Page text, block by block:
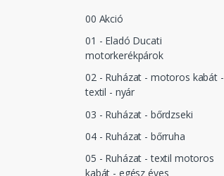
00 Akció
01 - Eladó Ducati
motorkerékpárok
02 - Ruházat - motoros kabát -
textil - nyár
03 - Ruházat - bőrdzseki
04 - Ruházat - bőrruha
05 - Ruházat - textil motoros
kabát - egész éves